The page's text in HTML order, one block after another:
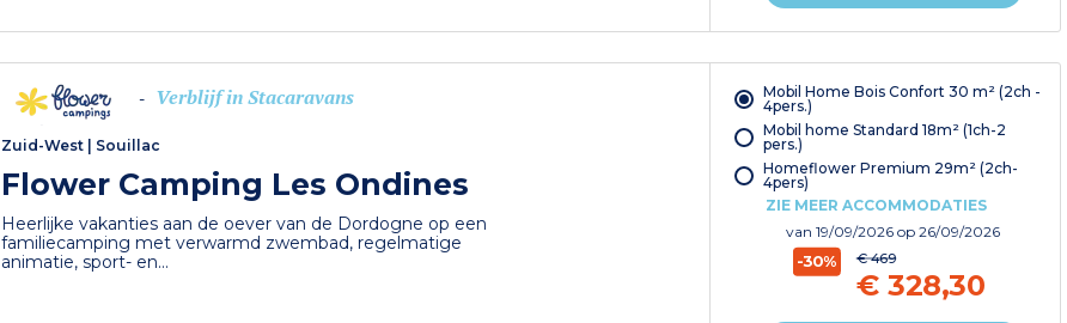
- Verblijf in Stacaravans
Zuid-West Souillac
Flower Camping Les Ondines
Heerlijke vakanties aan de oever van de Dordogne op een
familiecamping met verwarmd zwembad, regelmatige
animatie, sport- en...
Mobil Home Bois Confort 30 m² (2ch -
4pers.)
Mobil home Standard 18m² (1ch-2
pers.)
Homeflower Premium 29m² (2ch-
4pers)
ZIE MEER ACCOMMODATIES
van19/09/2026op 26/09/2026
-30% € 469
€ 328,30